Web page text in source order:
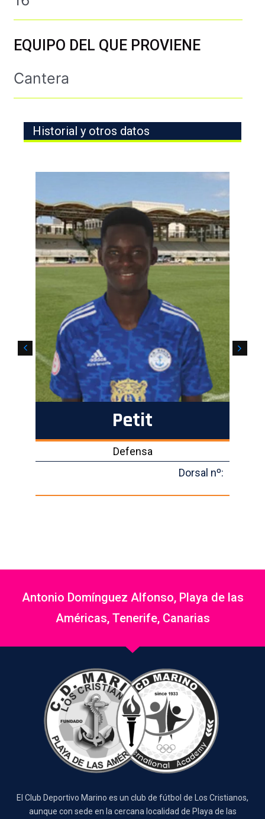
EQUIPO DEL QUE PROVIENE
Cantera
Historial y otros datos
Petit
Defensa
Dorsal nº:
Antonio Domínguez Alfonso, Playa de las
Américas, Tenerife, Canarias
El Club Deportivo Marino es un club de fútbol de Los Cristianos,
aunque con sede en la cercana localidad de Playa de las